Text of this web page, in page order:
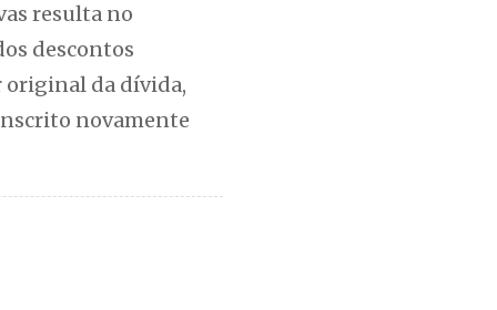
resulta no
descontos
original da dívida,
novamente